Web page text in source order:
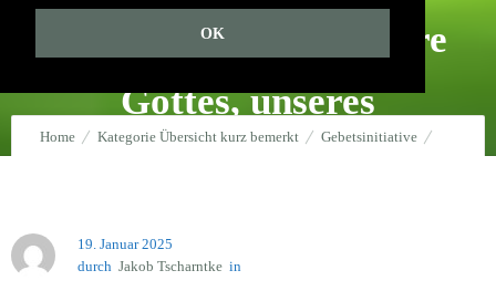
OK
Menschen und zur Ehre
Gottes, unseres
Home Kategorie Übersicht kurz bemerkt Gebetsinitiative
unseres himmlischen Vaters
19. Januar 2025
durch Jakob Tscharntke in